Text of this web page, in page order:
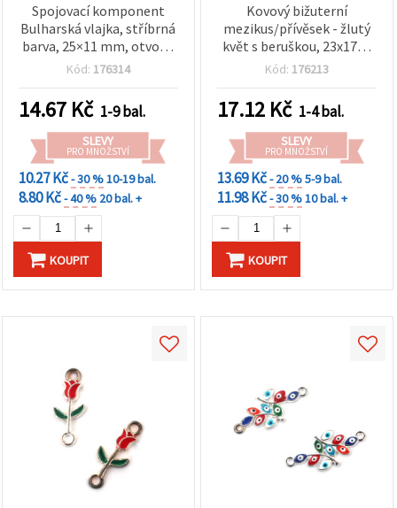
Spojovací komponent
Bulharská vlajka, stříbrná
barva, 25×11 mm, otvor 2
mm, sada 2 ks, pro šperky
Kód: 176314
14.67 Kč 1-9 bal.
SLEVY
PRO MNOŽSTVÍ
10.27 Kč- 30 %10-19 bal.
8.80 Kč- 40 % 20 bal. +
KOUPIT
Kovový bižuterní
mezikus/přívěsek - žlutý
květ s beruškou, 23x17x4
mm, Otvor: 2 mm, 2 ks
Kód: 176213
17.12 Kč 1-4 bal.
SLEVY
PRO MNOŽSTVÍ
13.69 Kč- 20 %5-9 bal.
11.98 Kč- 30 %10 bal. +
KOUPIT